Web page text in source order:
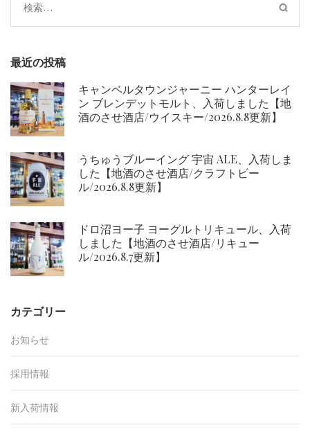
シ
ョ
検
索:
最近の投稿
キャンベルタウンジャーニー ハンターレイ
ン ブレンデットモルト、入荷しました【地
酒のさせ酒店/ウイスキー/2026.8.8更新】
うちゅうブルーイング 宇宙 ALE、入荷しま
した【地酒のさせ酒店/クラフトビー
ル/2026.8.8更新】
ドロ沼ヨー子 ヨーグルトリキュール、入荷
しました【地酒のさせ酒店/リキュー
ル/2026.8.7更新】
カテゴリー
お知らせ
採用情報
新入荷情報